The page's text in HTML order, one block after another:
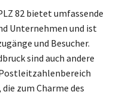
82 bietet umfassende
Unternehmen und ist
und Besucher.
sind auch andere
zum Charme des